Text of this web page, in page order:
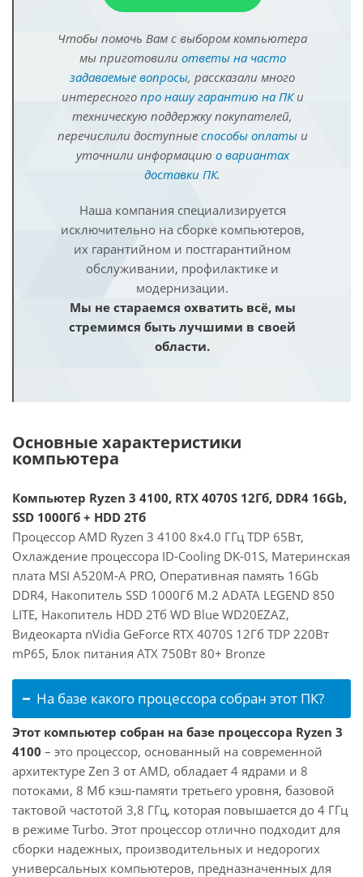
Чтобы помочь Вам с выбором компьютера
мы приготовили ответы на часто
задаваемые вопросы, рассказали много
интересного про нашу гарантию на ПКи
техническую поддержку покупателей,
перечислили доступные способы оплатыи
уточнили информацию о вариантах
доставки ПК.
Наша компания специализируется
исключительно на сборке компьютеров,
их гарантийном и постгарантийном
обслуживании, профилактике и
модернизации.
Мы не стараемся охватить всё, мы
стремимся быть лучшими в своей
области.
Основные характеристики
компьютера
Компьютер Ryzen 3 4100, RTX 4070S 12Гб, DDR4 16Gb,
SSD 1000Гб + HDD 2Тб
Процессор AMD Ryzen 3 4100 8x4.0 ГГц TDP 65Вт,
Охлаждение процессора ID-Cooling DK-01S, Материнская
плата MSI A520M-A PRO, Оперативная память 16Gb
DDR4, Накопитель SSD 1000Гб M.2 ADATA LEGEND 850
LITE, Накопитель HDD 2Тб WD Blue WD20EZAZ,
Видеокарта nVidia GeForce RTX 4070S 12Гб TDP 220Вт
mP65, Блок питания ATX 750Вт 80+ Bronze
На базе какого процессора собран этот ПК?
Этот компьютер собран на базе процессора Ryzen 3
4100 – это процессор, основанный на современной
архитектуре Zen 3 от AMD, обладает 4 ядрами и 8
потоками, 8 Мб кэш-памяти третьего уровня, базовой
тактовой частотой 3,8 ГГц, которая повышается до 4 ГГц
в режиме Turbo. Этот процессор отлично подходит для
сборки надежных, производительных и недорогих
универсальных компьютеров, предназначенных для